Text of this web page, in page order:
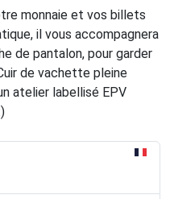
monnaie et vos billets
il vous accompagnera
de pantalon, pour garder
de vachette pleine
atelier labellisé EPV